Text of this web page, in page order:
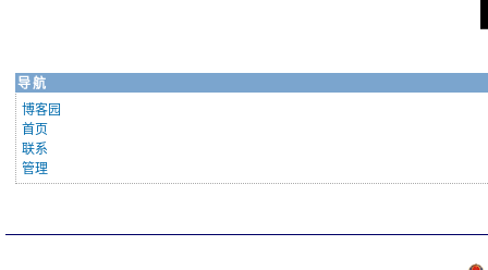
导航
博客园
首页
联系
管理